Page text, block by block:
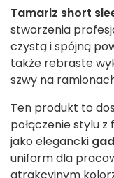
Tamariz short
stworzenia
czystą i spójną
także rebraste
szwy na
Ten produkt to
połączenie stylu
jako elegancki
uniform dla